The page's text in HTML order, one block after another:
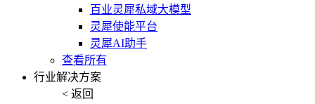
百业灵犀私域大模型
灵犀使能平台
灵犀AI助手
查看所有
行业解决方案
< 返回